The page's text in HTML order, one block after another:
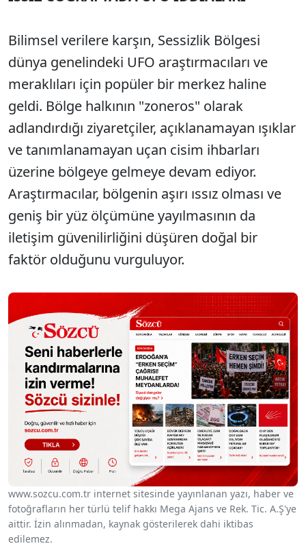
Bilimsel verilere karşın, Sessizlik Bölgesi
dünya genelindeki UFO araştırmacıları ve
meraklıları için popüler bir merkez haline
geldi. Bölge halkının "zoneros" olarak
adlandırdığı ziyaretçiler, açıklanamayan ışıklar
ve tanımlanamayan uçan cisim ihbarları
üzerine bölgeye gelmeye devam ediyor.
Araştırmacılar, bölgenin aşırı ıssız olması ve
geniş bir yüz ölçümüne yayılmasının da
iletişim güvenilirliğini düşüren doğal bir
faktör olduğunu vurguluyor.
www.sozcu.com.tr internet sitesinde yayınlanan yazı, haber ve
fotoğrafların her türlü telif hakkı Mega Ajans ve Rek. Tic. A.Ş'ye
aittir. İzin alınmadan, kaynak gösterilerek dahi iktibas
edilemez.